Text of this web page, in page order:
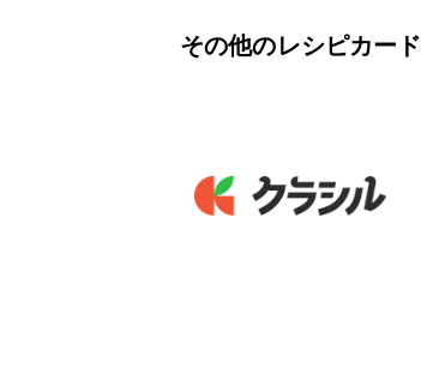
その他のレシピカード